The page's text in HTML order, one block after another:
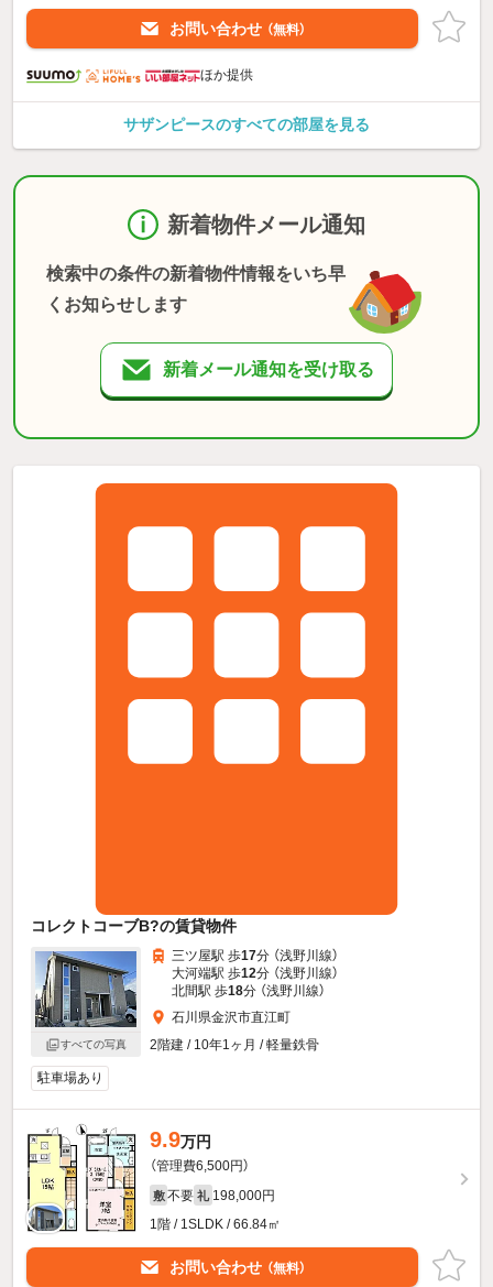
お問い合わせ （無料）
ほか提供
サザンピースのすべての部屋を見る
新着物件メール通知
検索中の条件の新着物件情報をいち早
くお知らせします
新着メール通知を受け取る
コレクトコーブB?の賃貸物件
すべての写真
三ツ屋駅 歩17分 （浅野川線）
大河端駅 歩12分 （浅野川線）
北間駅 歩18分 （浅野川線）
石川県金沢市直江町
2階建 / 10年1ヶ月 / 軽量鉄骨
駐車場あり
9.9万円
（管理費6,500円）
敷 不要 礼 198,000円
1階 / 1SLDK / 66.84㎡
お問い合わせ （無料）